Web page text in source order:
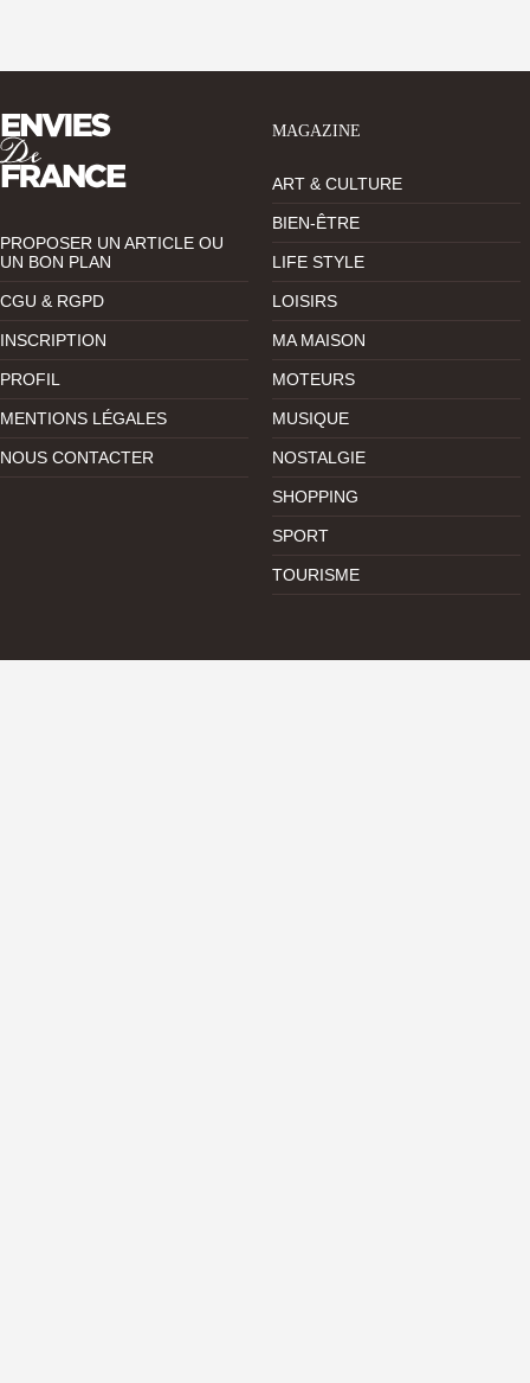
PROPOSER UN ARTICLE OU
UN BON PLAN
CGU & RGPD
INSCRIPTION
PROFIL
MENTIONS LÉGALES
NOUS CONTACTER
MAGAZINE
ART & CULTURE
BIEN-ÊTRE
LIFE STYLE
LOISIRS
MA MAISON
MOTEURS
MUSIQUE
NOSTALGIE
SHOPPING
SPORT
TOURISME